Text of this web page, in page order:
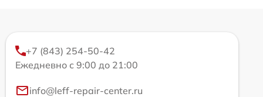
+7 (843) 254-50-42
Ежедневно с 9:00 до 21:00
info@leff-repair-center.ru